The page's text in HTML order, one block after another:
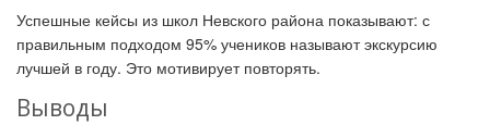
Успешные кейсы из школ Невского района показывают: с
правильным подходом 95% учеников называют экскурсию
лучшей в году. Это мотивирует повторять.
Выводы